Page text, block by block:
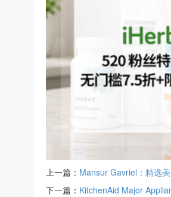
上一篇： Mansur Gavriel：精选
下一篇： KitchenAid Major